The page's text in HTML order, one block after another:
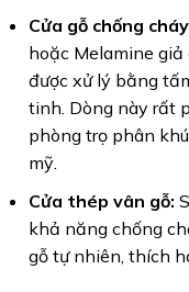
Cửa gỗ chống
hoặc Melamine
được xử lý bằng
tinh. Dòng này rất
phòng trọ phân
mỹ.
Cửa thép vân gỗ:
khả năng chống
gỗ tự nhiên, thích